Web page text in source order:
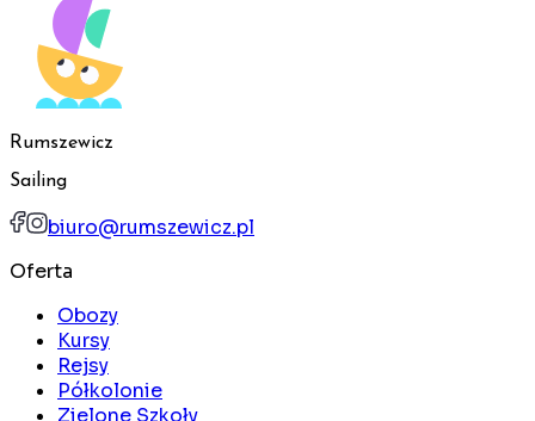
Rumszewicz
Sailing
biuro@rumszewicz.pl
Oferta
Obozy
Kursy
Rejsy
Półkolonie
Zielone Szkoły